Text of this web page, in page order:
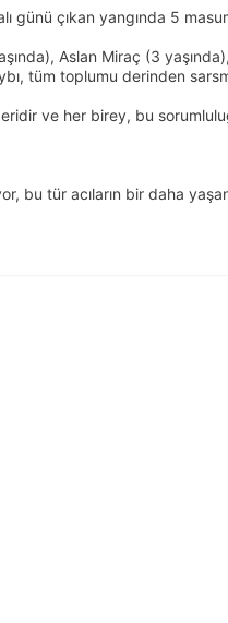
günü çıkan yangında 5
Aslan Miraç (3
tüm toplumu derinden
ve her birey, bu
bu tür acıların bir daha